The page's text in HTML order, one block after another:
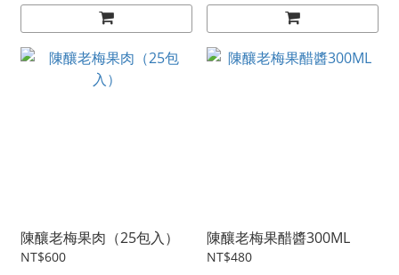
陳釀老梅果肉（25包入）
NT$600
陳釀老梅果醋醬300ML
NT$480